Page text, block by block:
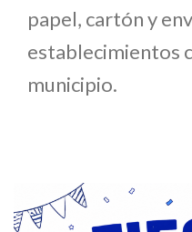
papel, cartón y
establecimientos
municipio.